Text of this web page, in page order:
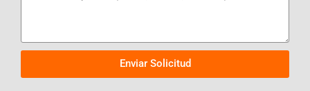
Enviar Solicitud